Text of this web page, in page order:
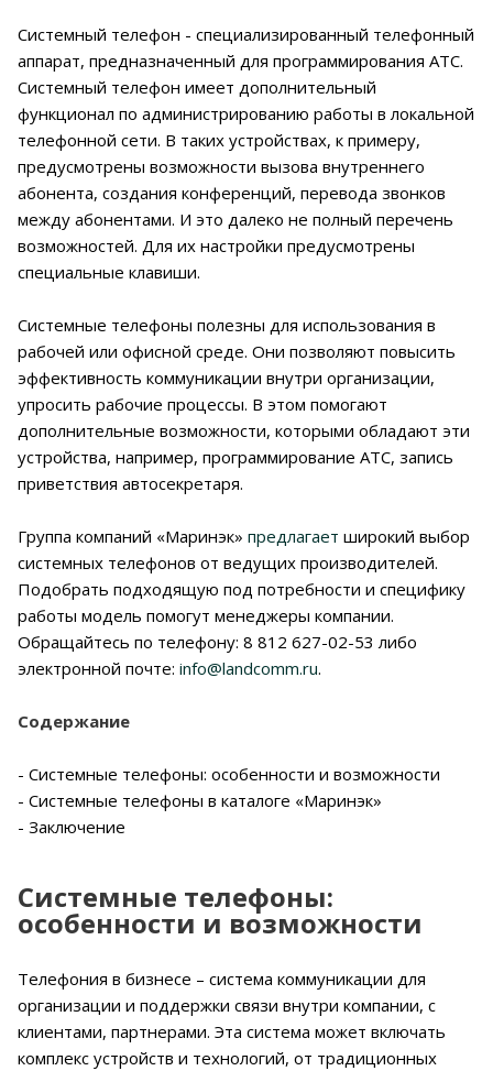
Системный телефон - специализированный телефонный
аппарат, предназначенный для программирования АТС.
Системный телефон имеет дополнительный
функционал по администрированию работы в локальной
телефонной сети. В таких устройствах, к примеру,
предусмотрены возможности вызова внутреннего
абонента, создания конференций, перевода звонков
между абонентами. И это далеко не полный перечень
возможностей. Для их настройки предусмотрены
специальные клавиши.
Системные телефоны полезны для использования в
рабочей или офисной среде. Они позволяют повысить
эффективность коммуникации внутри организации,
упросить рабочие процессы. В этом помогают
дополнительные возможности, которыми обладают эти
устройства, например, программирование АТС, запись
приветствия автосекретаря.
Группа компаний «Маринэк» предлагает широкий выбор
системных телефонов от ведущих производителей.
Подобрать подходящую под потребности и специфику
работы модель помогут менеджеры компании.
Обращайтесь по телефону: 8 812 627-02-53 либо
электронной почте: info@landcomm.ru.
Содержание
- Системные телефоны: особенности и возможности
- Системные телефоны в каталоге «Маринэк»
- Заключение
Системные телефоны:
особенности и возможности
Телефония в бизнесе – система коммуникации для
организации и поддержки связи внутри компании, с
клиентами, партнерами. Эта система может включать
комплекс устройств и технологий, от традиционных